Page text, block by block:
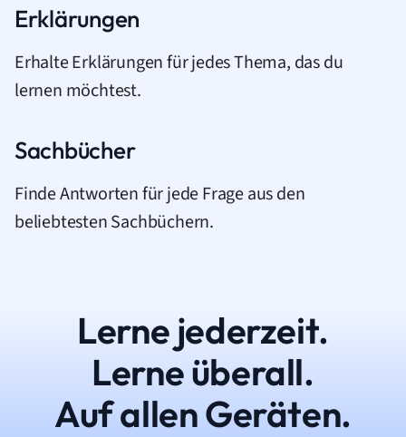
Erklärungen
Erhalte Erklärungen für jedes Thema, das du
lernen möchtest.
Sachbücher
Finde Antworten für jede Frage aus den
beliebtesten Sachbüchern.
Lerne jederzeit.
Lerne überall.
Auf allen Geräten.